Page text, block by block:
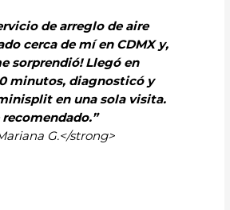
de arreglo de aire
cerca de mí en CDMX y,
sorprendió! Llegó en
minutos, diagnosticó y
en una sola visita.
G.</strong>